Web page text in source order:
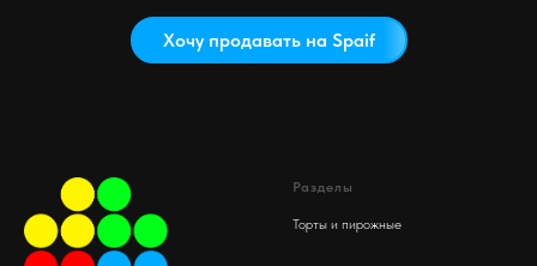
Хочу продавать на Spaif
Разделы
Торты и пирожные